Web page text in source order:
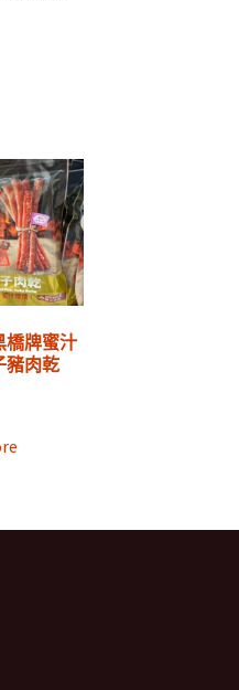
橋牌蜜汁
豬肉乾